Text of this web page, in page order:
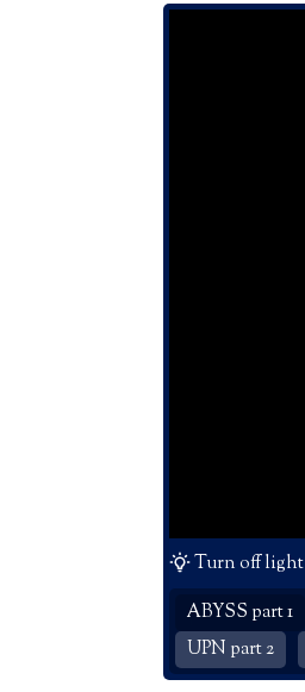
Turn off light
ABYSS part 1
UPN part 2